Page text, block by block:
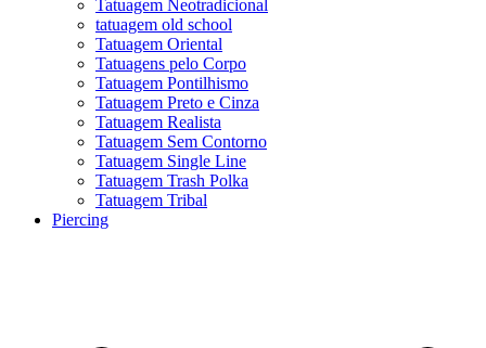
Tatuagem Neotradicional
tatuagem old school
Tatuagem Oriental
Tatuagens pelo Corpo
Tatuagem Pontilhismo
Tatuagem Preto e Cinza
Tatuagem Realista
Tatuagem Sem Contorno
Tatuagem Single Line
Tatuagem Trash Polka
Tatuagem Tribal
Piercing